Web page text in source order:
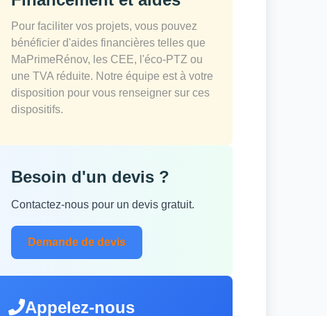
Pour faciliter vos projets, vous pouvez
bénéficier d'aides financières telles que
MaPrimeRénov, les CEE, l'éco-PTZ ou
une TVA réduite. Notre équipe est à votre
disposition pour vous renseigner sur ces
dispositifs.
Besoin d'un devis ?
Contactez-nous pour un devis gratuit.
Demande de devis
Appelez-nous